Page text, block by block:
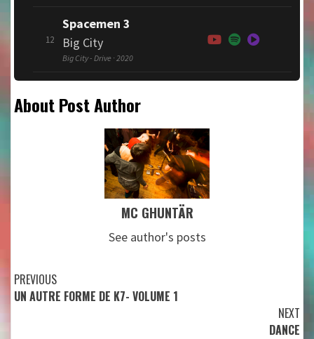
12
Spacemen 3
Big City
Big City - Drive · 2020
About Post Author
MC GHUNTÄR
See author's posts
Continue
Reading
PREVIOUS
UN AUTRE FORME DE K7- VOLUME 1
NEXT
DANCE